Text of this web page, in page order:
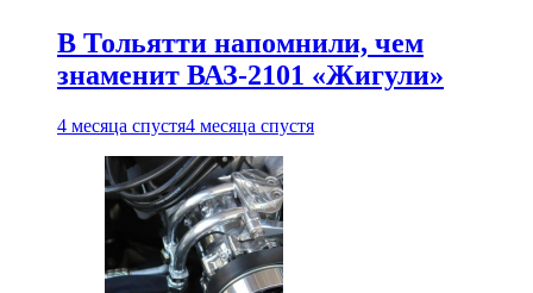
В Тольятти напомнили, чем
знаменит ВАЗ-2101 «Жигули»
4 месяца спустя4 месяца спустя